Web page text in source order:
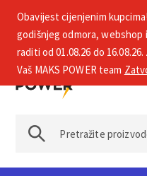
+385 1 2002 575
Obavijest cijenjenim
godišnjeg odmora, webshop
raditi od 01.08.26 do
Vaš MAKS POWER team